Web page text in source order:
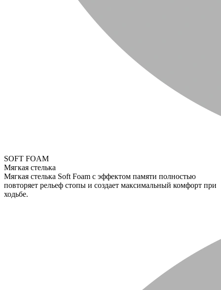
SOFT FOAM
Мягкая стелька
Мягкая стелька Soft Foam с эффектом памяти полностью
повторяет рельеф стопы и создает максимальный комфорт при
ходьбе.